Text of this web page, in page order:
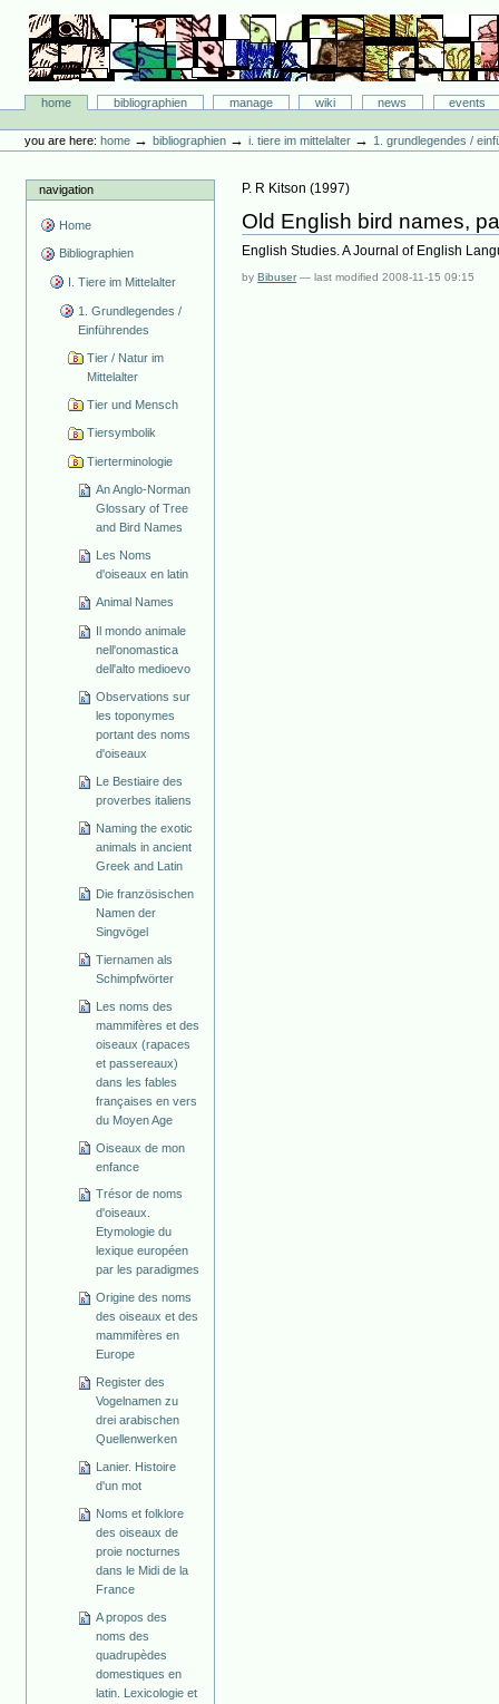
content.
navigation
Bibliographie-Portal
Sectionshome bibliographien manage wiki news
events
tools
you are here: home →bibliographien →i. tiere im mittelalter →1. grundlegendes /
navigation
Home
Bibliographien
I. Tiere im Mittelalter
1. Grundlegendes /
Einführendes
Tier / Natur im
Mittelalter
Tier und Mensch
Tiersymbolik
Tierterminologie
An Anglo-Norman
Glossary of Tree
and Bird Names
Les Noms
d'oiseaux en latin
Animal Names
Il mondo animale
nell'onomastica
dell'alto medioevo
Observations sur
les toponymes
portant des noms
d'oiseaux
Le Bestiaire des
proverbes italiens
Naming the exotic
animals in ancient
Greek and Latin
Die französischen
Namen der
Singvögel
Tiernamen als
Schimpfwörter
Les noms des
mammifères et des
oiseaux (rapaces
et passereaux)
dans les fables
françaises en vers
du Moyen Age
Oiseaux de mon
enfance
Trésor de noms
d'oiseaux.
Etymologie du
lexique européen
par les paradigmes
Origine des noms
des oiseaux et des
mammifères en
Europe
Register des
Vogelnamen zu
drei arabischen
Quellenwerken
Lanier. Histoire
d'un mot
Noms et folklore
des oiseaux de
proie nocturnes
dans le Midi de la
France
A propos des
noms des
quadrupèdes
domestiques en
latin. Lexicologie et
P. R Kitson (1997)
Old English bird names,
English Studies. A Journal of English
byBibuser —last modified2008-11-15 09:15